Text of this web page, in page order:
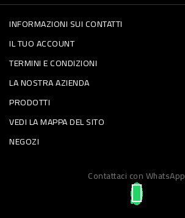
FRESCHI
PIATTI
PRONTI
E
CONDIMENTI
INFORMAZIONI SUI CONTATTI
IL TUO ACCOUNT
TERMINI E CONDIZIONI
LA NOSTRA AZIENDA
PRODOTTI
VEDI LA MAPPA DEL SITO
NEGOZI
Contattaci con WhatsApp